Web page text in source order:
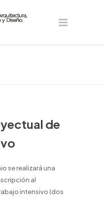
de
se realizará una
al
intensivo (dos